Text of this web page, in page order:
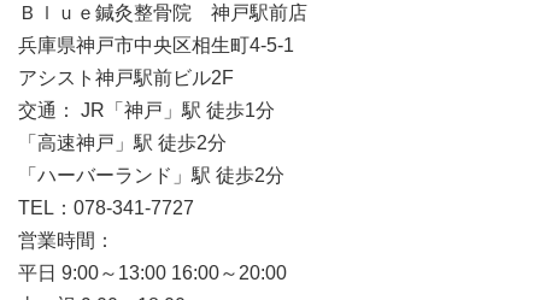
Ｂｌｕｅ鍼灸整骨院 神戸駅前店
兵庫県神戸市中央区相生町4-5-1
アシスト神戸駅前ビル2F
交通： JR「神戸」駅 徒歩1分
「高速神戸」駅 徒歩2分
「ハーバーランド」駅 徒歩2分
TEL：078-341-7727
営業時間：
平日 9:00～13:00 16:00～20:00